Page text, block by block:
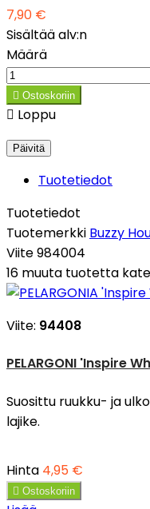
7,90 €
Sisältää alv:n
Määrä
 Ostoskoriin
 Loppu
Tuotetiedot
Tuotetiedot
Tuotemerkki Buzzy
Viite984004
16 muuta tuotetta
Viite: 94408
PELARGONI 'Inspire
Suosittu ruukku- ja
lajike.
Hinta 4,95 €
 Ostoskoriin